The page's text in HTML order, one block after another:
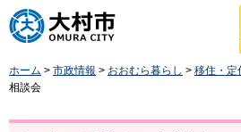
大村市
ホーム > 市政情報 > おおむら暮らし > 移住・定
相談会